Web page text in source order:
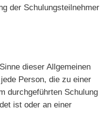
der Schulungsteilnehmer
dieser Allgemeinen
Person, die zu einer
durchgeführten Schulung
ist oder an einer